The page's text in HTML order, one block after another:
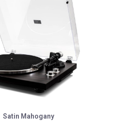
Satin Mahogany